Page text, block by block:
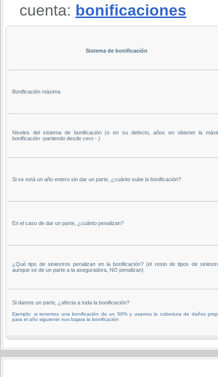
cuenta: bonificaciones
Sistema de bonificación
Bonificación máxima
Niveles del sistema de bonificación (o en su defecto, años en obtener la
bonificación -partiendo desde cero - )
Si se está un año entero sin dar un parte, ¿cuánto sube la bonificación?
En el caso de dar un parte, ¿cuánto penalizan?
¿Qué tipo de siniestros penalizan en la bonificación? (el resto de tipos de
aunque se de un parte a la aseguradora, NO penalizan)
Si damos un parte, ¿afecta a toda la bonificación?
Ejemplo: si tenemos una bonificación de un 50% y usamos la cobertura de daños
para el año siguiente nos bajara la bonificación